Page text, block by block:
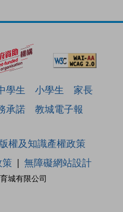
學生 小學生
家長
承諾 教城電子報
城有限公司
版權及知識產權政策
策 無障礙網站設計